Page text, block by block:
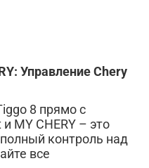
Управление Chery
8 прямо с
MY CHERY – это
контроль над
все